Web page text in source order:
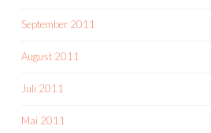
September 2011
August 2011
Juli 2011
Mai 2011